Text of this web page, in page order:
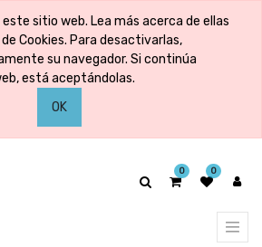
sitio web. Lea más acerca de ellas
Cookies. Para desactivarlas,
su navegador. Si continúa
está aceptándolas.
OK
0 0